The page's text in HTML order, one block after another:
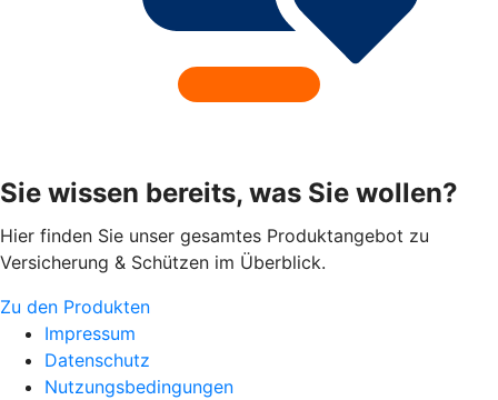
Sie wissen bereits, was Sie wollen?
Hier finden Sie unser gesamtes Produktangebot zu
Versicherung & Schützen im Überblick.
Zu den Produkten
Impressum
Datenschutz
Nutzungsbedingungen